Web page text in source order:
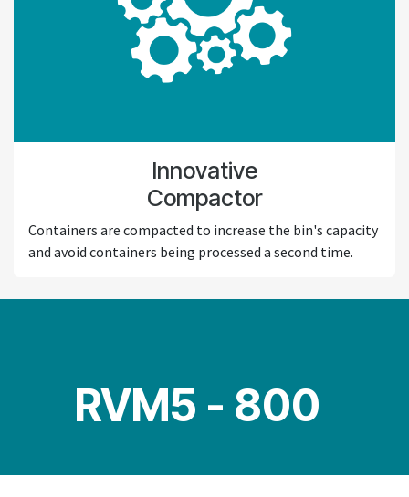
Innovative
Compactor
Containers are compacted to increase the bin's capacity
and avoid containers being processed a second time.
RVM5 - 800